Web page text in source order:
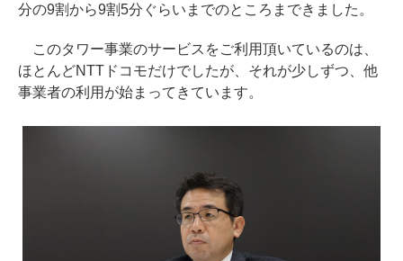
分の9割から9割5分ぐらいまでのところまできました。
このタワー事業のサービスをご利用頂いているのは、
ほとんどNTTドコモだけでしたが、それが少しずつ、他
事業者の利用が始まってきています。